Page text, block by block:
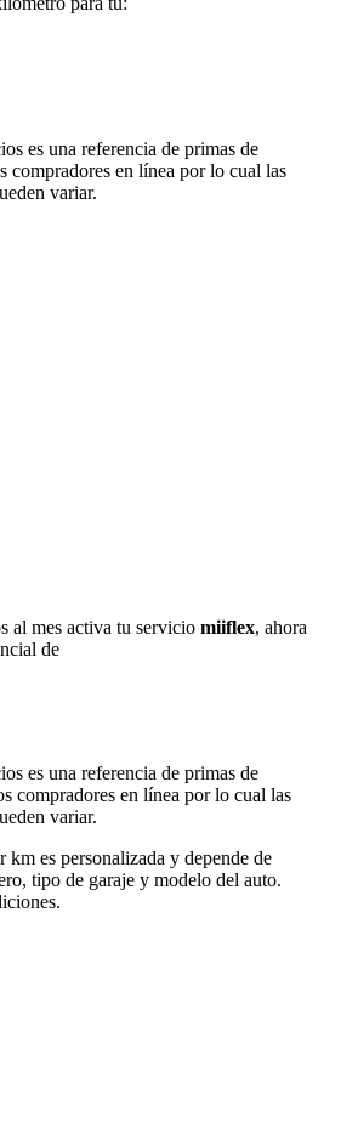
es una referencia de primas de
compradores en línea por lo cual las
variar.
al mes activa tu servicio miiflex, ahora
de
es una referencia de primas de
compradores en línea por lo cual las
variar.
km es personalizada y depende de
tipo de garaje y modelo del auto.